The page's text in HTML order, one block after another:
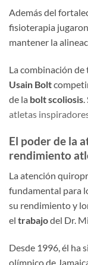
Además del
fisioterapia
mantener la
La combinación
Usain Bolt
de la bolt scoliosis
atletas
El poder de la
rendimiento
La atención
fundamental para
su rendimiento y
el trabajodel Dr.
Desde 1996, él ha
olímpico de